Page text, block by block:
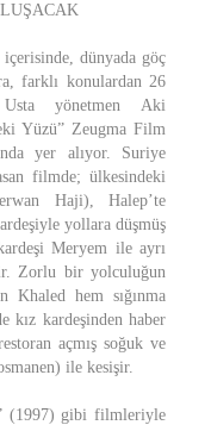
dünyada göç
farklı konulardan 26
yönetmen Aki
Yüzü” Zeugma Film
yer alıyor. Suriye
filmde; ülkesindeki
Haji), Halep’te
yollara düşmüş
Meryem ile ayrı
Zorlu bir yolculuğun
Khaled hem sığınma
kız kardeşinden haber
açmış soğuk ve
ile kesişir.
(1997) gibi filmleriyle